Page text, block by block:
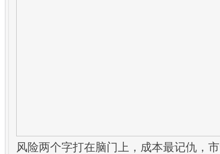
风险两个字打在脑门上，成本最记仇，